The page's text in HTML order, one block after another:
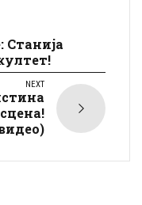
Станија
NEXT